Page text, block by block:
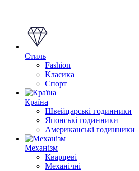
Стиль
Fashion
Класика
Спорт
Країна
Швейцарські годинники
Японські годинники
Американські годинники
Механізм
Кварцеві
Механічні